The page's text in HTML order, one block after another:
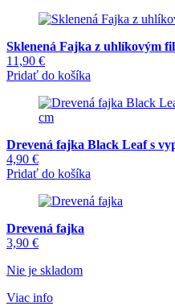
Sklenená Fajka z uhlíkovým
11,90 €
Pridať do košíka
Drevená fajka Black Leaf s
4,90 €
Pridať do košíka
Drevená fajka
3,90 €
Nie je skladom
Viac info